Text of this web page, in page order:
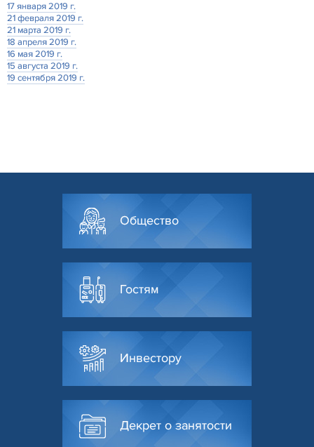
17 января 2019 г.
21 февраля 2019 г.
21 марта 2019 г.
18 апреля 2019 г.
16 мая 2019 г.
15 августа 2019 г.
19 сентября 2019 г.
Общество
Гостям
Инвестору
Декрет о занятости